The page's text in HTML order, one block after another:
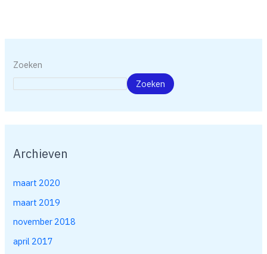
Zoeken
Zoeken
Archieven
maart 2020
maart 2019
november 2018
april 2017